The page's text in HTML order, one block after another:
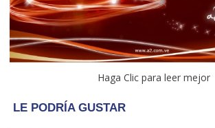
Haga Clic para leer mejor